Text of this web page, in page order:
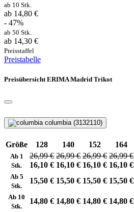
ab 10 Stk.
ab 14,80 €
- 47%
ab 50 Stk.
ab 14,30 €
Preisstaffel
Preistabelle
Preisübersicht ERIMA Madrid Trikot
columbia (3132110)
Größe 128 140 152 164
Ab 1
Stk.
26,99 €
16,10 €
26,99 €
16,10 €
26,99 €
16,10 €
26,99 €
16,10 €
Ab 5
Stk.
15,50 € 15,50 € 15,50 € 15,50 €
Ab 10
Stk.
14,80 € 14,80 € 14,80 € 14,80 €